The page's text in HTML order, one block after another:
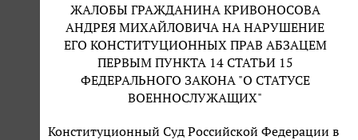
ЖАЛОБЫ ГРАЖДАНИНА КРИВОНОСОВА
АНДРЕЯ МИХАЙЛОВИЧА НА НАРУШЕНИЕ
ЕГО КОНСТИТУЦИОННЫХ ПРАВ АБЗАЦЕМ
ПЕРВЫМ ПУНКТА 14 СТАТЬИ 15
ФЕДЕРАЛЬНОГО ЗАКОНА "О СТАТУСЕ
ВОЕННОСЛУЖАЩИХ"
Конституционный Суд Российской Федерации в